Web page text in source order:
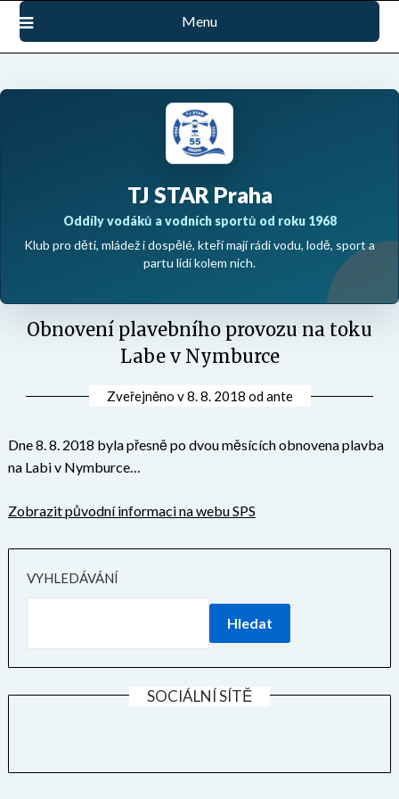
Přejdi
obsah
Menu
TJ STAR Praha
Oddíly vodáků a vodních sportů od roku 1968
Klub pro děti, mládež i dospělé, kteří mají rádi vodu, lodě, sport a
partu lidí kolem nich.
Obnovení plavebního provozu na toku
Labe v Nymburce
Zveřejněno v8. 8. 2018 odante
Dne 8. 8. 2018 byla přesně po dvou měsících obnovena plavba
na Labi v Nymburce…
Zobrazit původní informaci na webu SPS
VYHLEDÁVÁNÍ
Hledat
SOCIÁLNÍ SÍTĚ